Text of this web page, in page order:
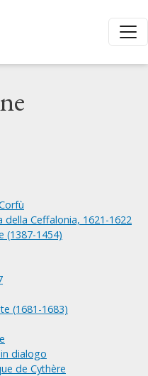
Ceffalonia, 1621-1622
(1387-1454)
(1681-1683)
dialogo
de Cythère